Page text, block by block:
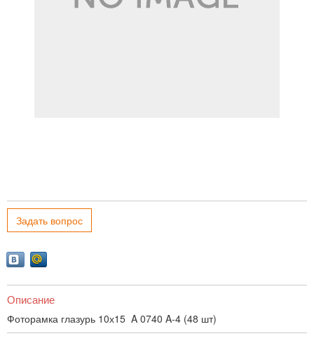
Задать вопрос
Описание
Фоторамка глазурь 10х15 A 0740 A-4 (48 шт)